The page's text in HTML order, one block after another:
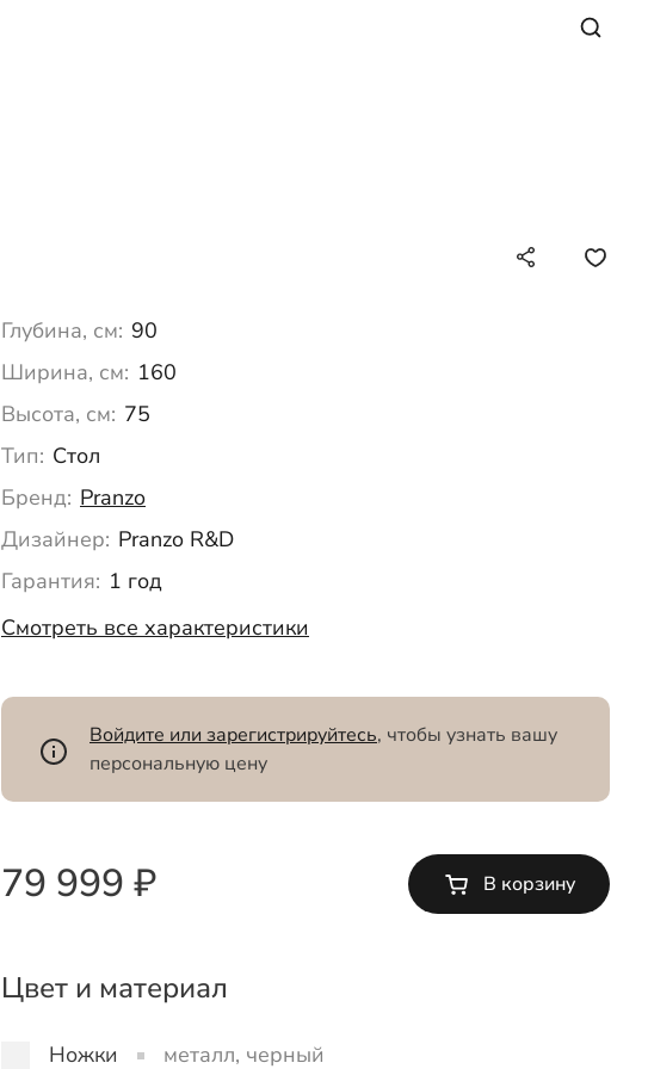
Глубина, см: 90
Ширина, см: 160
Высота, см: 75
Тип: Стол
Бренд: Pranzo
Дизайнер: Pranzo R&D
Гарантия: 1 год
Смотреть все характеристики
Войдите или зарегистрируйтесь, чтобы узнать вашу
персональную цену
79 999 ₽ В корзину
Цвет и материал
Ножки
металл, черный